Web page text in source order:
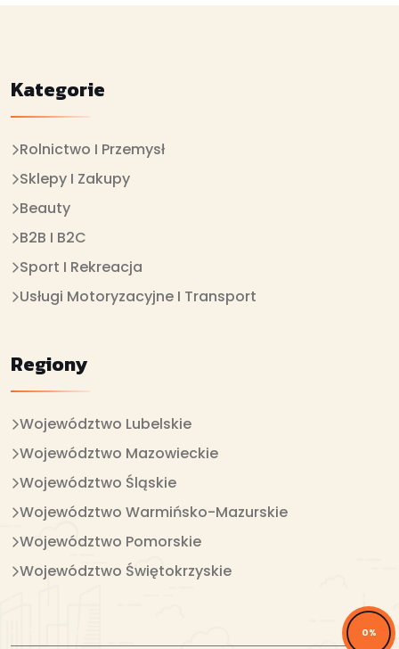
0%
Kategorie
Rolnictwo I Przemysł
Sklepy I Zakupy
Beauty
B2B I B2C
Sport I Rekreacja
Usługi Motoryzacyjne I Transport
Regiony
Województwo Lubelskie
Województwo Mazowieckie
Województwo Śląskie
Województwo Warmińsko-Mazurskie
Województwo Pomorskie
Województwo Świętokrzyskie